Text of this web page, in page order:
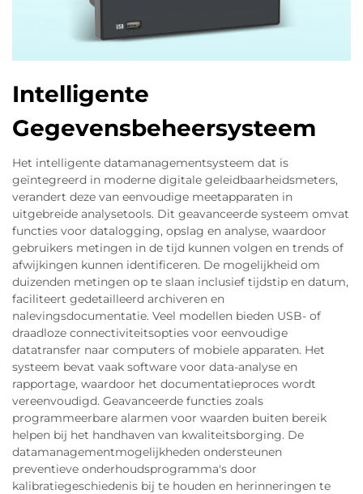
Intelligente
Gegevensbeheersysteem
Het intelligente datamanagementsysteem dat is
geïntegreerd in moderne digitale geleidbaarheidsmeters,
verandert deze van eenvoudige meetapparaten in
uitgebreide analysetools. Dit geavanceerde systeem omvat
functies voor datalogging, opslag en analyse, waardoor
gebruikers metingen in de tijd kunnen volgen en trends of
afwijkingen kunnen identificeren. De mogelijkheid om
duizenden metingen op te slaan inclusief tijdstip en datum,
faciliteert gedetailleerd archiveren en
nalevingsdocumentatie. Veel modellen bieden USB- of
draadloze connectiviteitsopties voor eenvoudige
datatransfer naar computers of mobiele apparaten. Het
systeem bevat vaak software voor data-analyse en
rapportage, waardoor het documentatieproces wordt
vereenvoudigd. Geavanceerde functies zoals
programmeerbare alarmen voor waarden buiten bereik
helpen bij het handhaven van kwaliteitsborging. De
datamanagementmogelijkheden ondersteunen
preventieve onderhoudsprogramma's door
kalibratiegeschiedenis bij te houden en herinneringen te